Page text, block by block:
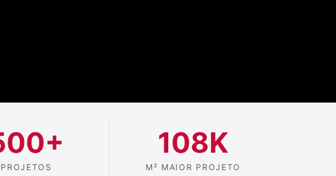
PROJETOS
108K
M² MAIOR PROJETO